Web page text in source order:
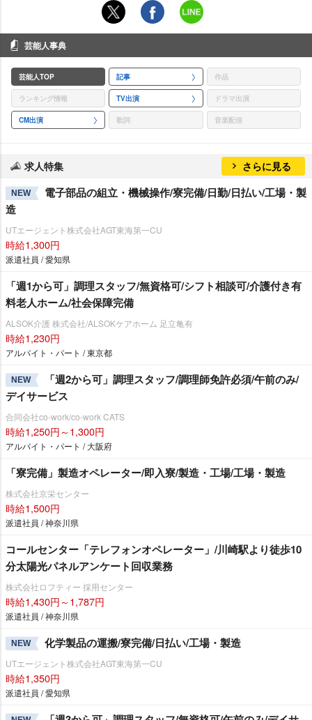
芸能人事典
芸能人TOP 記事 作品
ランキング情報 TV出演 ドラマ出演
CM出演 歌詞 音楽配信
求人特集 さらに見る
NEW
電子部品の組立・機械操作/寮完備/日勤/日払い/工場・製
造
UTエージェント株式会社AGT東海第一CU
時給1,300円
派遣社員 / 愛知県
「週1から可」調理スタッフ/無資格可/シフト相談可/介護付き有
料老人ホーム/社会保障完備
ALSOK介護 株式会社/ALSOKケアホーム 足立亀有
時給1,230円
アルバイト・パート / 東京都
NEW
「週2から可」調理スタッフ/調理師免許必須/午前のみ/
デイサービス
合同会社co-work/co-work CATS
時給1,250円～1,300円
アルバイト・パート / 大阪府
「寮完備」製造オペレーター/即入寮/製造・工場/工場・製造
株式会社京栄センター
時給1,500円
派遣社員 / 神奈川県
コールセンター「テレフォンオペレーター」/川崎駅より徒歩10
分太陽光パネルアンケート回収業務
株式会社ロフティー 採用センター
時給1,430円～1,787円
派遣社員 / 神奈川県
NEW 化学製品の運搬/寮完備/日払い/工場・製造
UTエージェント株式会社AGT東海第一CU
時給1,350円
派遣社員 / 愛知県